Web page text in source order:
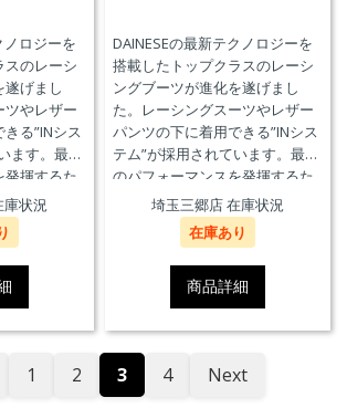
ノロジーを
スのレーシ
遂げまし
ツやレザー
る”INシス
ます。最高
発揮するた
ンを使用
Control
、
グソー
シウムス
ます。
庫状況
DAINESEの最新テクノロジーを
搭載したトップクラスのレーシ
ングブーツが進化を遂げまし
た。レーシングスーツやレザー
パンツの下に着用できる”INシス
テム”が採用されています。最高
のパフォーマンスを発揮するた
めに、ケブラーカーボンを使用
したAxial Distorsion Control
Systemテクノロジー、
Groundtrax®レーシングソー
ル、交換可能なマグネシウムス
ライダーを採用しています。
埼玉三郷店 在庫状況
在庫あり
商品詳細
1 2 3 4 Next